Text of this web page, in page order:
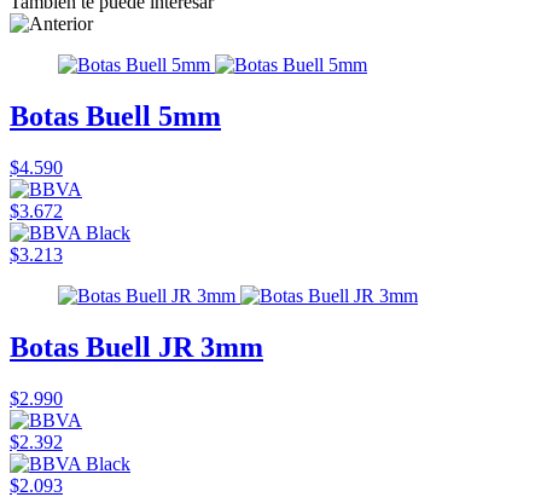
Botas Buell 5mm
$4.590
$3.672
$3.213
Botas Buell JR 3mm
$2.990
$2.392
$2.093